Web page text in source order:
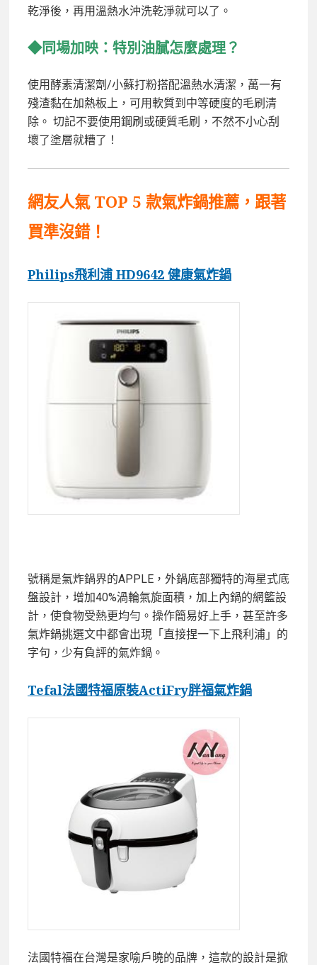
乾淨後，再用溫熱水沖洗乾淨就可以了。
◆同場加映：特別油膩怎麼處理？
使用酵素清潔劑/小蘇打粉搭配溫熱水清潔，萬一有
殘渣黏在加熱板上，可用軟質到中等硬度的毛刷清
除。 切記不要使用鋼刷或硬質毛刷，不然不小心刮
壞了塗層就糟了！
網友人氣 TOP 5 款氣炸鍋推薦，跟著
買準沒錯！
Philips飛利浦 HD9642 健康氣炸鍋
號稱是氣炸鍋界的APPLE， 外鍋底部獨特的海星式底
盤設計，增加40%渦輪氣旋面積，加上內鍋的網籃設
計，使食物受熱更均勻。操作簡易好上手，甚至許多
氣炸鍋挑選文中都會出現「直接捏一下上飛利浦」的
字句，少有負評的氣炸鍋。
Tefal法國特福原裝ActiFry胖福氣炸鍋
法國特福在台灣是家喻戶曉的品牌，這款的設計是掀